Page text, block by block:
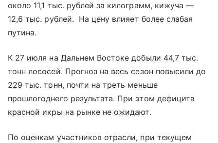
около 11,1 тыс. рублей за килограмм, кижуча —
12,6 тыс. рублей. На цену влияет более слабая
путина.
К 27 июля на Дальнем Востоке добыли 44,7 тыс.
тонн лососей. Прогноз на весь сезон повысили до
229 тыс. тонн, почти на треть меньше
прошлогоднего результата. При этом дефицита
красной икры на рынке не ожидают.
По оценкам участников отрасли, при текущем